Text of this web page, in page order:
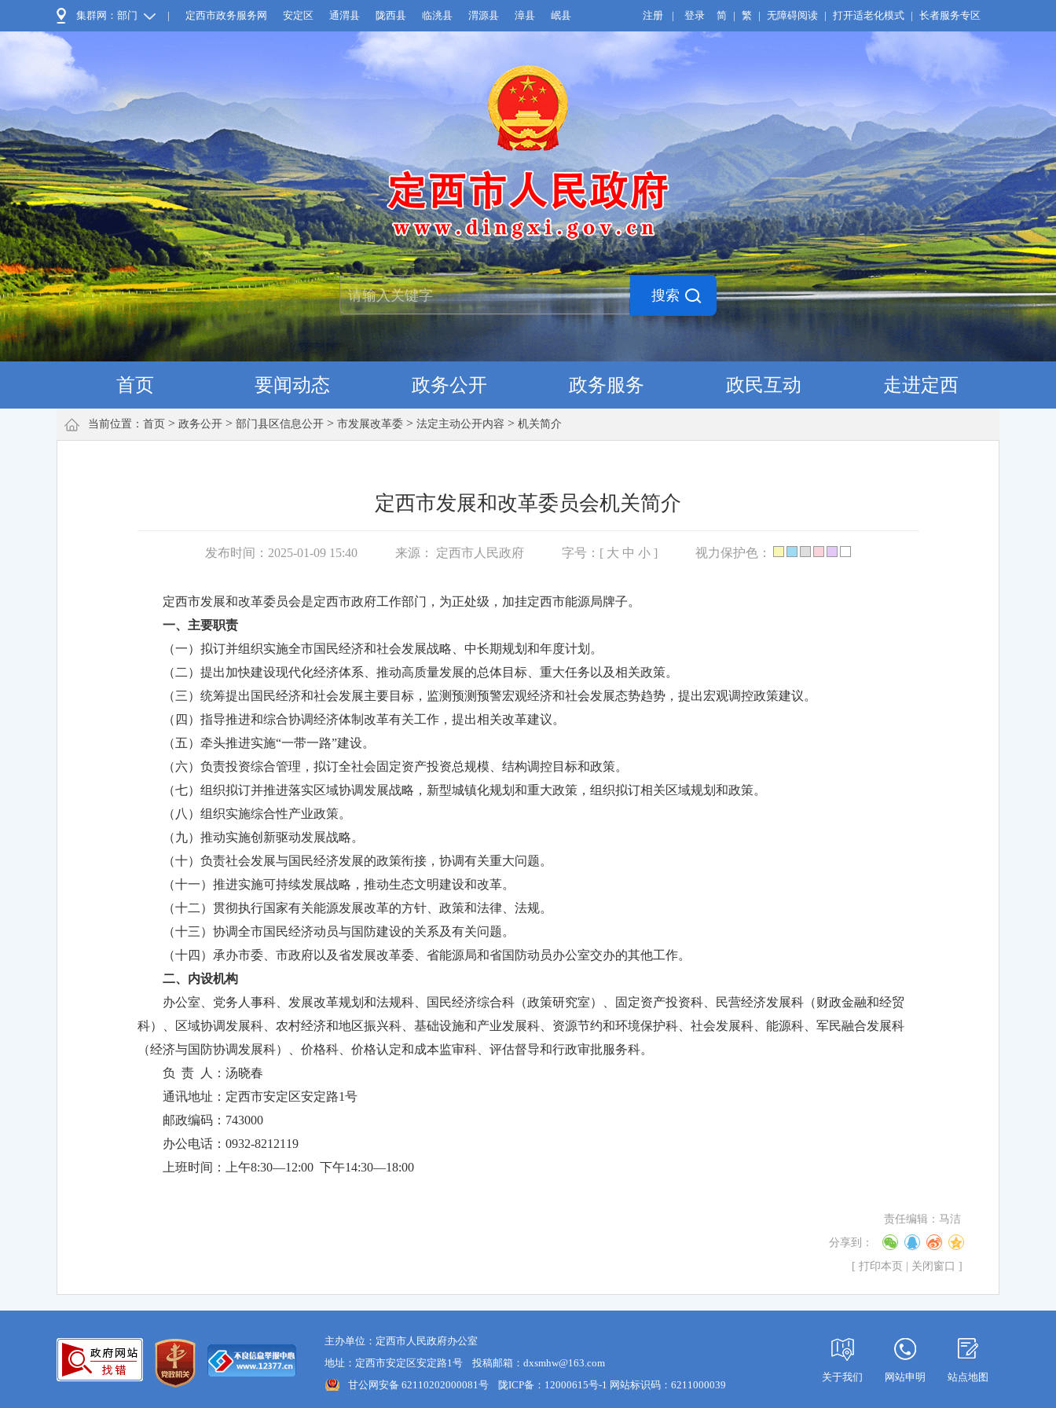
集群网：部门 | 定西市政务服务网 安定区 通渭县 陇西县 临洮县 渭源县 漳县 岷县 注册 | 登录 简 | 繁 | 无障碍阅读 | 打开适老化模式 | 长者服务专区
首页 要闻动态 政务公开 政务服务 政民互动 走进定西
当前位置： 首页 > 政务公开 > 部门县区信息公开 > 市发展改革委 > 法定主动公开内容 > 机关简介
定西市发展和改革委员会机关简介
发布时间：2025-01-09 15:40 来源： 定西市人民政府 字号：[ 大 中 小 ] 视力保护色：
定西市发展和改革委员会是定西市政府工作部门，为正处级，加挂定西市能源局牌子。
一、主要职责
（一）拟订并组织实施全市国民经济和社会发展战略、中长期规划和年度计划。
（二）提出加快建设现代化经济体系、推动高质量发展的总体目标、重大任务以及相关政策。
（三）统筹提出国民经济和社会发展主要目标，监测预测预警宏观经济和社会发展态势趋势，提出宏观调控政策建议。
（四）指导推进和综合协调经济体制改革有关工作，提出相关改革建议。
（五）牵头推进实施“一带一路”建设。
（六）负责投资综合管理，拟订全社会固定资产投资总规模、结构调控目标和政策。
（七）组织拟订并推进落实区域协调发展战略，新型城镇化规划和重大政策，组织拟订相关区域规划和政策。
（八）组织实施综合性产业政策。
（九）推动实施创新驱动发展战略。
（十）负责社会发展与国民经济发展的政策衔接，协调有关重大问题。
（十一）推进实施可持续发展战略，推动生态文明建设和改革。
（十二）贯彻执行国家有关能源发展改革的方针、政策和法律、法规。
（十三）协调全市国民经济动员与国防建设的关系及有关问题。
（十四）承办市委、市政府以及省发展改革委、省能源局和省国防动员办公室交办的其他工作。
二、内设机构
办公室、党务人事科、发展改革规划和法规科、国民经济综合科（政策研究室）、固定资产投资科、民营经济发展科（财政金融和经贸
科）、区域协调发展科、农村经济和地区振兴科、基础设施和产业发展科、资源节约和环境保护科、社会发展科、能源科、军民融合发展科
（经济与国防协调发展科）、价格科、价格认定和成本监审科、评估督导和行政审批服务科。
负 责 人：汤晓春
通讯地址：定西市安定区安定路1号
邮政编码：743000
办公电话：0932-8212119
上班时间：上午8:30—12:00 下午14:30—18:00
责任编辑：马洁
分享到：
[ 打印本页 关闭窗口 ]
主办单位：定西市人民政府办公室
地址：定西市安定区安定路1号 投稿邮箱：dxsmhw@163.com
甘公网安备 62110202000081号
陇ICP备：12000615号-1 网站标识码：6211000039
站点地图
网站申明
关于我们